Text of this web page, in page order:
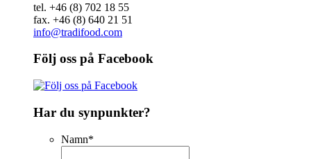
tel. +46 (8) 702 18 55
fax. +46 (8) 640 21 51
info@tradifood.com
Följ oss på Facebook
Har du synpunkter?
Namn*